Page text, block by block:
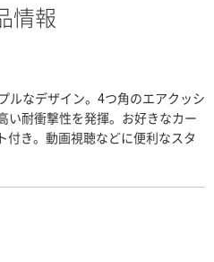
情報
ルなデザイン。4つ角のエアクッシ
い耐衝撃性を発揮。お好きなカー
付き。動画視聴などに便利なスタ